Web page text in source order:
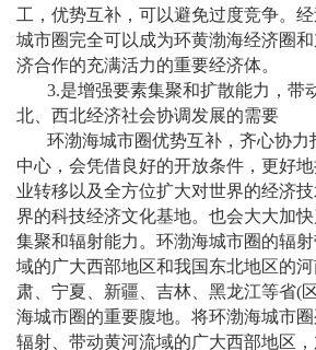
工，优势互补，可以避免过度竞争。
城市圈完全可以成为环黄渤海经济圈
济合作的充满活力的重要经济体。
3.是增强要素集聚和扩散能力，带
北、西北经济社会协调发展的需要
环渤海城市圈优势互补，齐心协力
中心，会凭借良好的开放条件，更好
业转移以及全方位扩大对世界的经济
界的科技经济文化基地。也会大大加
集聚和辐射能力。环渤海城市圈的辐
域的广大西部地区和我国东北地区的
肃、宁夏、新疆、吉林、黑龙江等省(
海城市圈的重要腹地。将环渤海城市
辐射、带动黄河流域的广大西部地区